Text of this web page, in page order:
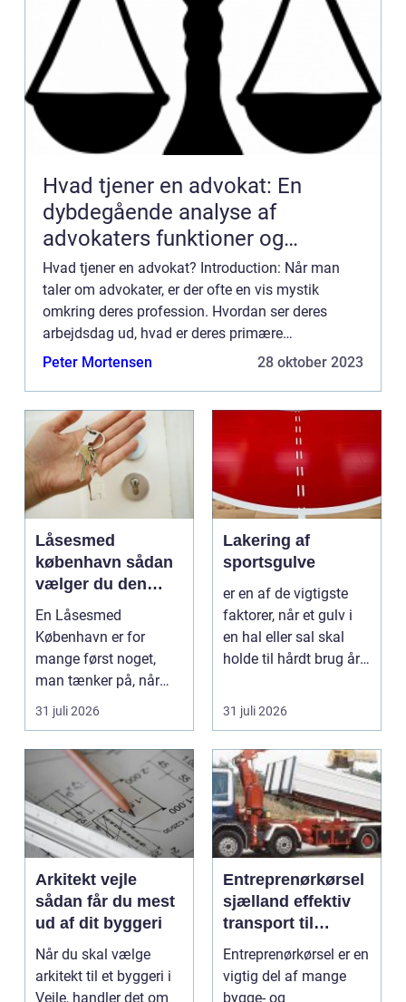
Hvad tjener en advokat: En
dybdegående analyse af
advokaters funktioner og
udvikling
Hvad tjener en advokat? Introduction: Når man
taler om advokater, er der ofte en vis mystik
omkring deres profession. Hvordan ser deres
arbejdsdag ud, hvad er deres primære
ansvarsområder, og hvor meget kan de i
Peter Mortensen 28 oktober 2023
Låsesmed
københavn sådan
vælger du den
rigtige hjælp
En Låsesmed
København er for
mange først noget,
man tænker på, når
uheldet er ude. Nøglen
ligger ind...
31 juli 2026
Lakering af
sportsgulve
er en af de vigtigste
faktorer, når et gulv i
en hal eller sal skal
holde til hårdt brug år
31 juli 2026
Arkitekt vejle
sådan får du mest
ud af dit byggeri
Når du skal vælge
arkitekt til et byggeri i
Vejle, handler det om
Entreprenørkørsel
sjælland effektiv
transport til
bygge- og
anlægsopgaver
Entreprenørkørsel er en
vigtig del af mange
bygge- og